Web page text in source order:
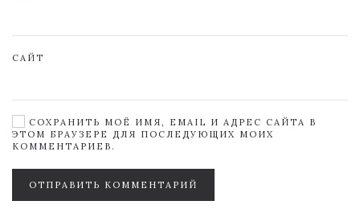
САЙТ
СОХРАНИТЬ МОЁ ИМЯ, EMAIL И АДРЕС САЙТА В
ЭТОМ БРАУЗЕРЕ ДЛЯ ПОСЛЕДУЮЩИХ МОИХ
КОММЕНТАРИЕВ.
ОТПРАВИТЬ КОММЕНТАРИЙ